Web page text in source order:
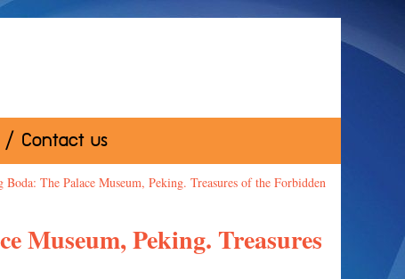
/ Contact us
The Palace Museum, Peking. Treasures of the Forbidden
Museum, Peking. Treasures